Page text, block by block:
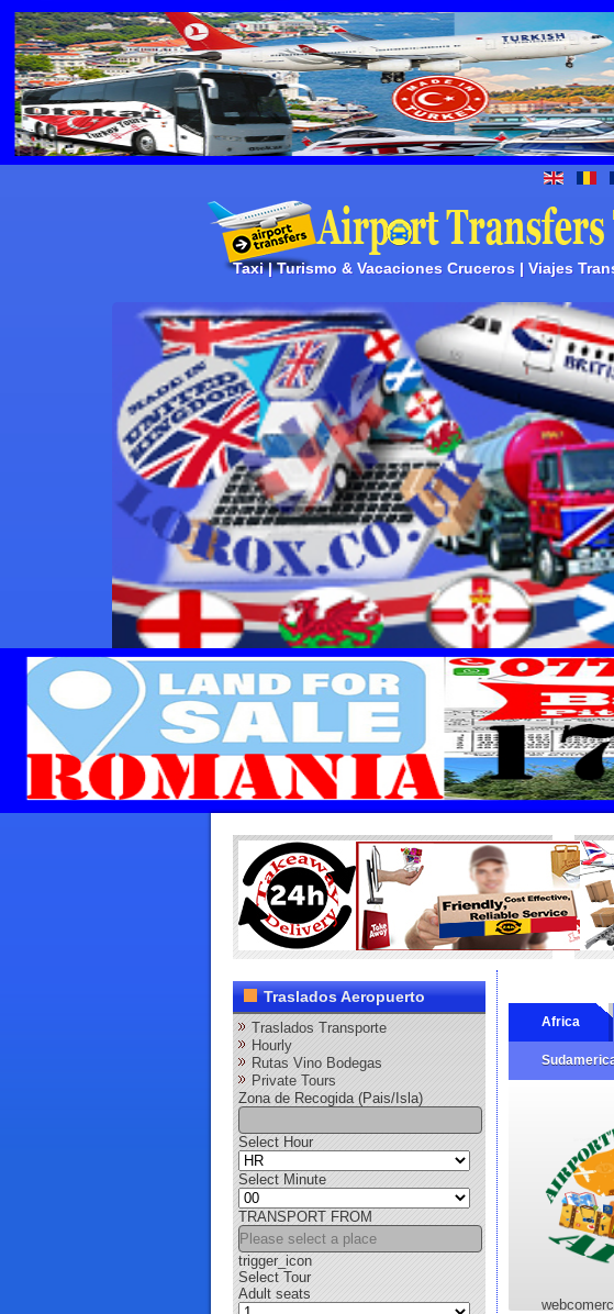
Taxi | Turismo & Vacaciones Cruceros | Viajes
Traslados Aeropuerto
Traslados Transporte
Hourly
Rutas Vino Bodegas
Private Tours
Zona de Recogida (Pais/Isla)
Select Hour
Select Minute
TRANSPORT FROM
trigger_icon
Select Tour
Adult seats
Africa